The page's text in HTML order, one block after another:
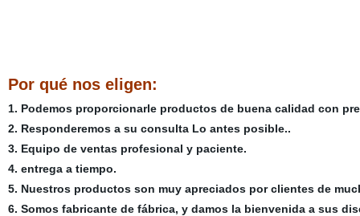
Por qué nos eligen:
1. Podemos proporcionarle productos de buena calidad con
2. Responderemos a su consulta Lo antes posible..
3. Equipo de ventas profesional y paciente.
4. entrega a tiempo.
5. Nuestros productos son muy apreciados por clientes de
6. Somos fabricante de fábrica, y damos la bienvenida a sus